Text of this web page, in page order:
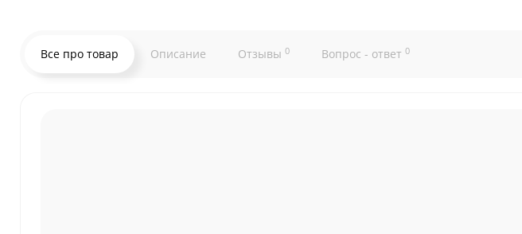
Все про товар Описание Отзывы 0 Вопрос - ответ 0